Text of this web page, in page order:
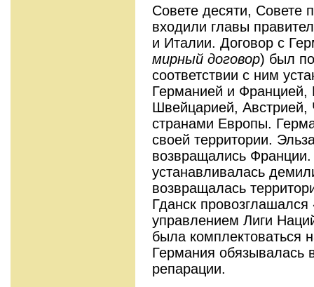
Совете десяти, Совете
входили главы
и Италии. Договор с
мирный договор) был
соответствии с ним
Германией и Францией,
Швейцарией, Австрией,
странами Европы.
своей территории.
возвращались
устанавливалась
возвращалась
Гданск
управлением Лиги
была комплектоваться
Германия обязывалась
репарации.